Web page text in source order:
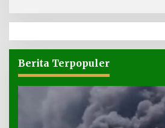
Berita Terpopuler